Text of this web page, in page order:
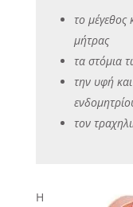
το μέγεθος
μήτρας
τα στόμια
την υφή
τον
Η